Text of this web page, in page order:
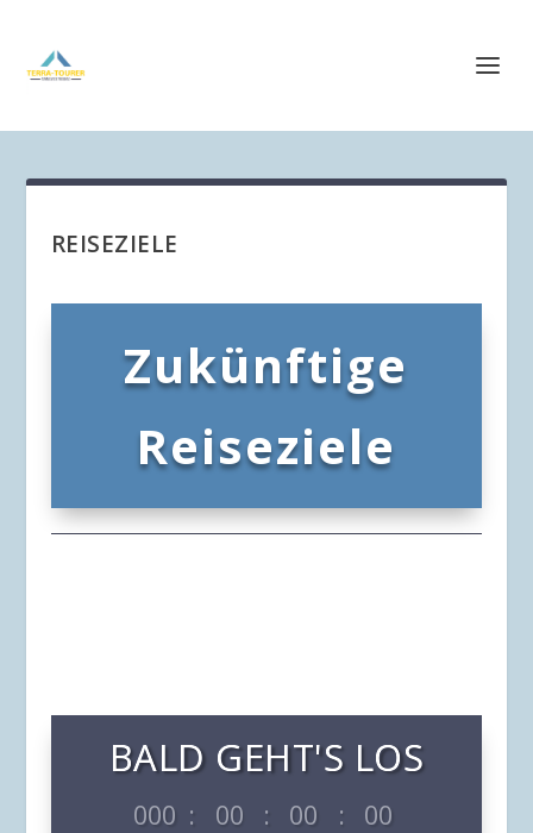
REISEZIELE
Zukünftige
Reiseziele
BALD GEHT'S LOS
000 : 00 : 00 : 00